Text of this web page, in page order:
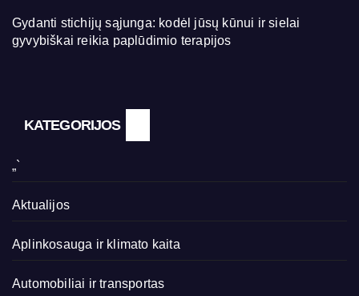
Gydanti stichijų sąjunga: kodėl jūsų kūnui ir sielai
gyvybiškai reikia paplūdimio terapijos
KATEGORIJOS
„`
Aktualijos
Aplinkosauga ir klimato kaita
Automobiliai ir transportas